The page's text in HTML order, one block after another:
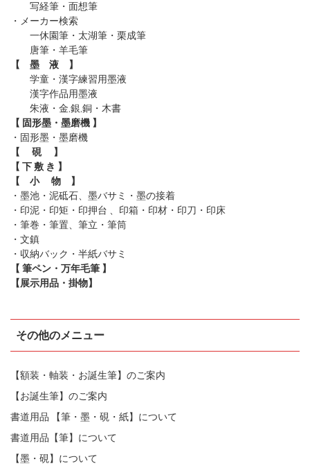
写経筆・面想筆
・メーカー検索
一休園筆 ・太湖筆 ・栗成筆
唐筆 ・羊毛筆
【 墨 液 】
学童・漢字練習用墨液
漢字作品用墨液
朱液・金,銀,銅・木書
【 固形墨・墨磨機 】
・固形墨 ・墨磨機
【 硯 】
【 下 敷 き 】
【 小 物 】
・墨池・泥砥石、墨バサミ・墨の接着
・印泥・印矩・印押台 、印箱・印材・印刀・印床
・筆巻・筆置、筆立・筆筒
・文鎮
・収納バック・半紙バサミ
【 筆ペン・万年毛筆 】
【展示用品・掛物】
その他のメニュー
【額装・軸装・お誕生筆】のご案内
【お誕生筆】のご案内
書道用品 【筆・墨・硯・紙】について
書道用品【筆】について
【墨・硯】について